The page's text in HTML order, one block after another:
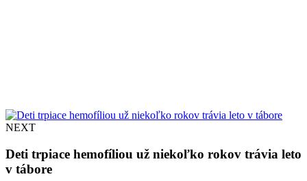
NEXT
Deti trpiace hemofíliou už niekoľko rokov trávia leto
v tábore